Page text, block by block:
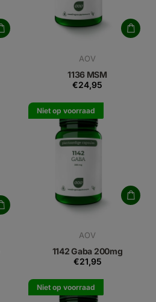
AOV
1136 MSM
€24,95
Niet op voorraad
AOV
1142 Gaba 200mg
€21,95
Niet op voorraad